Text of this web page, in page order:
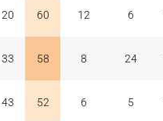
20 60 12 6
33 58 8 24
43 52 6 5